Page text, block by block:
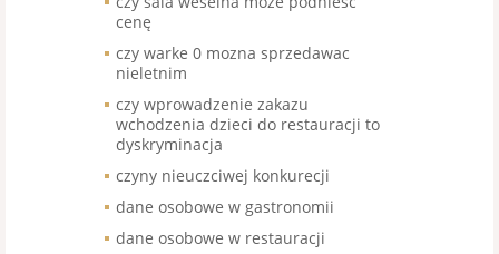
cenę
czy warke 0 mozna sprzedawac
nieletnim
czy wprowadzenie zakazu
wchodzenia dzieci do restauracji to
dyskryminacja
czyny nieuczciwej konkurecji
dane osobowe w gastronomii
dane osobowe w restauracji